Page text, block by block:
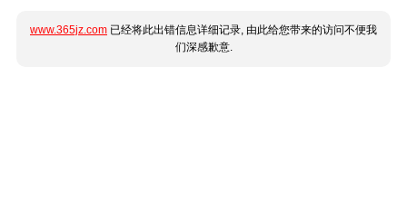
www.365jz.com 已经将此出错信息详细记录, 由此给您带来的访问不便我
们深感歉意.